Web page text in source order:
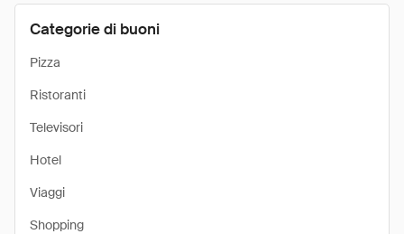
Categorie di buoni
Pizza
Ristoranti
Televisori
Hotel
Viaggi
Shopping